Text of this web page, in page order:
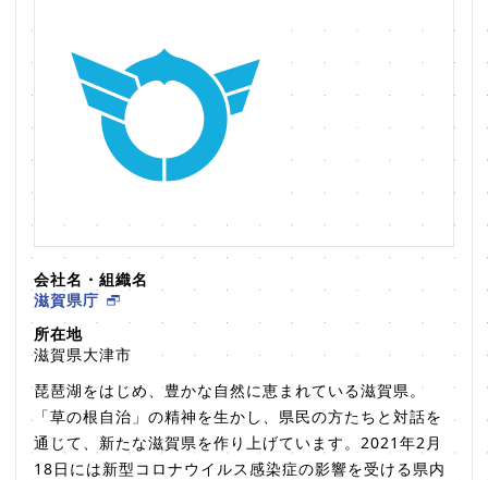
会社名・組織名
滋賀県庁
所在地
滋賀県大津市
琵琶湖をはじめ、豊かな自然に恵まれている滋賀県。
「草の根自治」の精神を生かし、県民の方たちと対話を
通じて、新たな滋賀県を作り上げています。2021年2月
18日には新型コロナウイルス感染症の影響を受ける県内